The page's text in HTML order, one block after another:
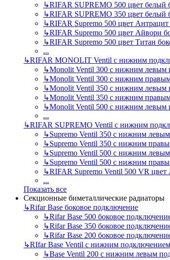
↳RIFAR SUPREMO 500 цвет белый
↳RIFAR SUPREMO 350 цвет белый
↳RIFAR Supremo 500 цвет
↳RIFAR Supremo 500 цвет Айвори
↳RIFAR Supremo 500 цвет Титан
...
↳RIFAR MONOLIT Ventil с нижним
↳Monolit Ventil 300 с нижним левым
↳Monolit Ventil 300 с нижним
↳Monolit Ventil 350 с нижним левым
↳Monolit Ventil 350 с нижним
↳Monolit Ventil 500 с нижним левым
...
↳RIFAR SUPREMO Ventil с нижним
↳Supremo Ventil 350 с нижним
↳Supremo Ventil 350 с нижним
↳Supremo Ventil 500 с нижним
↳Supremo Ventil 500 с нижним
↳RIFAR Supremo Ventil 500 VR
...
Показать все
Секционные биметаллические радиаторы
↳Rifar Base боковое подключение
↳Rifar Base 500 боковое
↳Rifar Base 350 боковое
↳Rifar Base 200 боковое
↳RIfar Base Ventil с нижним подключением
↳Base Ventil 200 с нижним левым